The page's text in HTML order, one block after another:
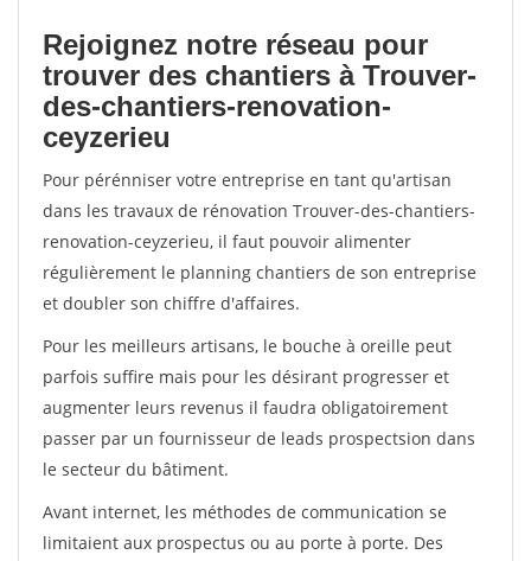
Rejoignez notre réseau pour
trouver des chantiers à Trouver-
des-chantiers-renovation-
ceyzerieu
Pour pérénniser votre entreprise en tant qu'artisan
dans les travaux de rénovation Trouver-des-chantiers-
renovation-ceyzerieu, il faut pouvoir alimenter
régulièrement le planning chantiers de son entreprise
et doubler son chiffre d'affaires.
Pour les meilleurs artisans, le bouche à oreille peut
parfois suffire mais pour les désirant progresser et
augmenter leurs revenus il faudra obligatoirement
passer par un fournisseur de leads prospectsion dans
le secteur du bâtiment.
Avant internet, les méthodes de communication se
limitaient aux prospectus ou au porte à porte. Des